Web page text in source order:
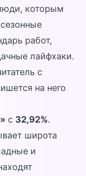
которым
работ,
лайфхаки.
с
на него
с 32,92%.
широта
и